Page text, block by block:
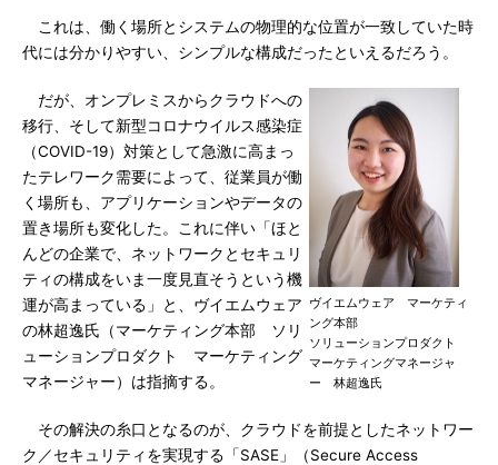
これは、働く場所とシステムの物理的な位置が一致していた時
代には分かりやすい、シンプルな構成だったといえるだろう。
ヴイエムウェア マーケティ
ング本部
ソリューションプロダクト
マーケティングマネージャ
ー 林超逸氏
だが、オンプレミスからクラウドへの
移行、そして新型コロナウイルス感染症
（COVID-19）対策として急激に高まっ
たテレワーク需要によって、従業員が働
く場所も、アプリケーションやデータの
置き場所も変化した。これに伴い「ほと
んどの企業で、ネットワークとセキュリ
ティの構成をいま一度見直そうという機
運が高まっている」と、ヴイエムウェア
の林超逸氏（マーケティング本部 ソリ
ューションプロダクト マーケティング
マネージャー）は指摘する。
その解決の糸口となるのが、クラウドを前提としたネットワー
ク／セキュリティを実現する「SASE」（Secure Access